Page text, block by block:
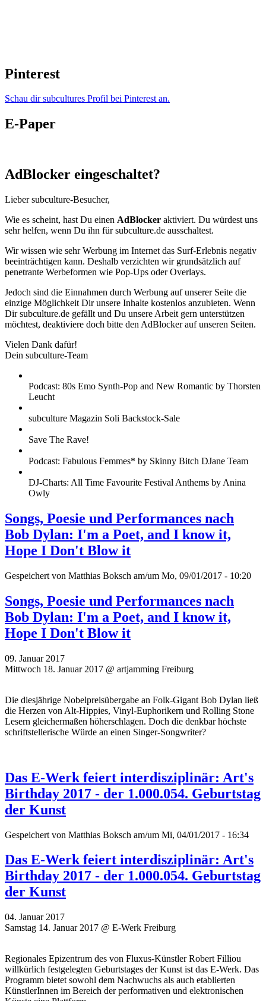
Pinterest
Schau dir subcultures Profil bei Pinterest an.
E-Paper
AdBlocker eingeschaltet?
Lieber subculture-Besucher,
Wie es scheint, hast Du einen AdBlocker aktiviert. Du würdest uns
sehr helfen, wenn Du ihn für subculture.de ausschaltest.
Wir wissen wie sehr Werbung im Internet das Surf-Erlebnis negativ
beeinträchtigen kann. Deshalb verzichten wir grundsätzlich auf
penetrante Werbeformen wie Pop-Ups oder Overlays.
Jedoch sind die Einnahmen durch Werbung auf unserer Seite die
einzige Möglichkeit Dir unsere Inhalte kostenlos anzubieten. Wenn
Dir subculture.de gefällt und Du unsere Arbeit gern unterstützen
möchtest, deaktiviere doch bitte den AdBlocker auf unseren Seiten.
Vielen Dank dafür!
Dein subculture-Team
Podcast: 80s Emo Synth-Pop and New Romantic by Thorsten
Leucht
subculture Magazin Soli Backstock-Sale
Save The Rave!
Podcast: Fabulous Femmes* by Skinny Bitch DJane Team
DJ-Charts: All Time Favourite Festival Anthems by Anina
Owly
Songs, Poesie und Performances nach
Bob Dylan: I'm a Poet, and I know it,
Hope I Don't Blow it
Gespeichert von Matthias Boksch am/um Mo, 09/01/2017 - 10:20
Songs, Poesie und Performances nach
Bob Dylan: I'm a Poet, and I know it,
Hope I Don't Blow it
09. Januar 2017
Mittwoch 18. Januar 2017 @ artjamming Freiburg
Die diesjährige Nobelpreisübergabe an Folk-Gigant Bob Dylan ließ
die Herzen von Alt-Hippies, Vinyl-Euphorikern und Rolling Stone
Lesern gleichermaßen höherschlagen. Doch die denkbar höchste
schriftstellerische Würde an einen Singer-Songwriter?
Das E-Werk feiert interdisziplinär: Art's
Birthday 2017 - der 1.000.054. Geburtstag
der Kunst
Gespeichert von Matthias Boksch am/um Mi, 04/01/2017 - 16:34
Das E-Werk feiert interdisziplinär: Art's
Birthday 2017 - der 1.000.054. Geburtstag
der Kunst
04. Januar 2017
Samstag 14. Januar 2017 @ E-Werk Freiburg
Regionales Epizentrum des von Fluxus-Künstler Robert Filliou
willkürlich festgelegten Geburtstages der Kunst ist das E-Werk. Das
Programm bietet sowohl dem Nachwuchs als auch etablierten
KünstlerInnen im Bereich der performativen und elektronischen